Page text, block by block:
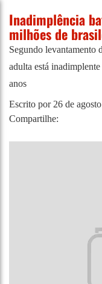
Inadimplência
milhões de
Segundo levantamento
adulta está
anos
Escrito por 26 de
Compartilhe: